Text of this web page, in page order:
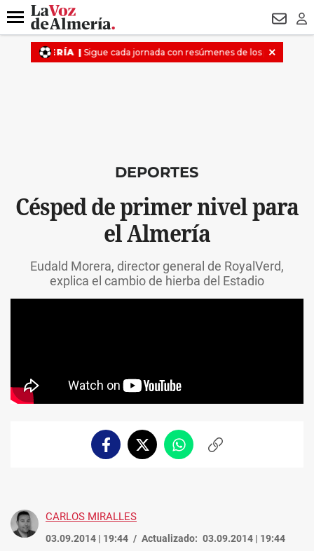
DESTACADO
Menú
DEPORTES
Césped de primer nivel para
el Almería
Eudald Morera, director general de RoyalVerd,
explica el cambio de hierba del Estadio
FacebookTwitterWhatsappCopiar
CARLOS MIRALLES
03.09.2014 | 19:44 Actualizado: 03.09.2014 | 19:44